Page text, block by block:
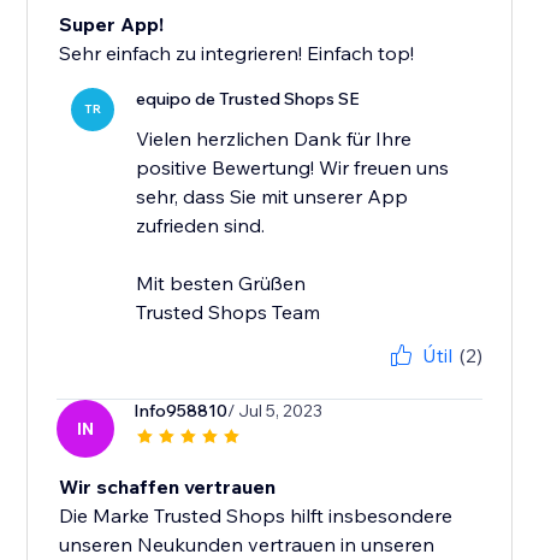
Super App!
Sehr einfach zu integrieren! Einfach top!
TR equipo de Trusted Shops SE
Vielen herzlichen Dank für Ihre
positive Bewertung! Wir freuen uns
sehr, dass Sie mit unserer App
zufrieden sind.
Mit besten Grüßen
Trusted Shops Team
Útil (2)
IN
Info958810/ Jul 5, 2023
Wir schaffen vertrauen
Die Marke Trusted Shops hilft insbesondere
unseren Neukunden vertrauen in unseren